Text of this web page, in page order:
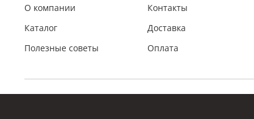
О компании
Каталог
Полезные советы
Контакты
Доставка
Оплата